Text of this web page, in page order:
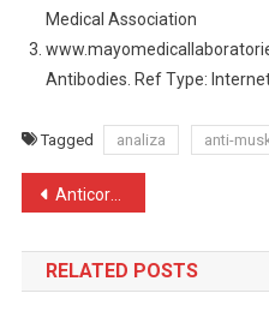
Medical Association
Antibodies. Ref Type:
Tagged analiza anti-
Navigare
în
articole
Anticorpi anti-MOG glicoproteina oligodendrocitara a mielinei
RELATED POSTS